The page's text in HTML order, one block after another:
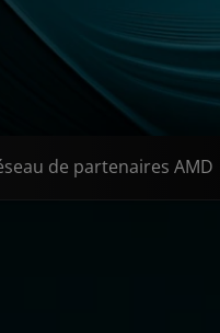
de partenaires AMD